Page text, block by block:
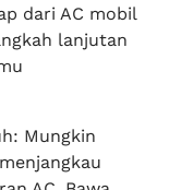
dari AC mobil
lanjutan
Mungkin